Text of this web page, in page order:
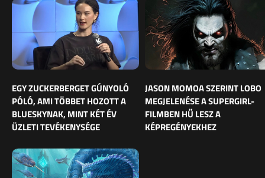
EGY ZUCKERBERGET GÚNYOLÓ
PÓLÓ, AMI TÖBBET HOZOTT A
BLUESKYNAK, MINT KÉT ÉV
ÜZLETI TEVÉKENYSÉGE
JASON MOMOA SZERINT LOBO
MEGJELENÉSE A SUPERGIRL-
FILMBEN HŰ LESZ A
KÉPREGÉNYEKHEZ